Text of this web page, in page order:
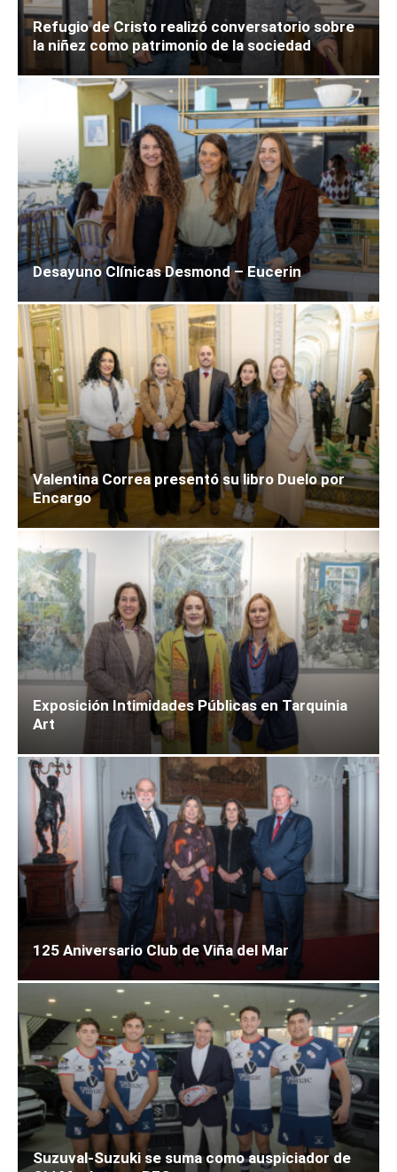
Refugio de Cristo realizó conversatorio sobre
la niñez como patrimonio de la sociedad
Desayuno Clínicas Desmond – Eucerin
Valentina Correa presentó su libro Duelo por
Encargo
Exposición Intimidades Públicas en Tarquinia
Art
125 Aniversario Club de Viña del Mar
Suzuval-Suzuki se suma como auspiciador de